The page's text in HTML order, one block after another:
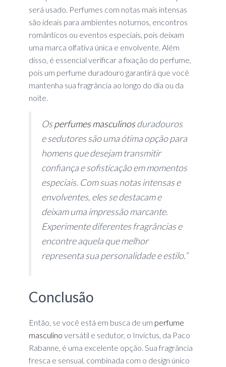
será usado. Perfumes com notas mais intensas
são ideais para ambientes noturnos, encontros
românticos ou eventos especiais, pois deixam
uma marca olfativa única e envolvente. Além
disso, é essencial verificar a fixação do perfume,
pois um perfume duradouro garantirá que você
mantenha sua fragrância ao longo do dia ou da
noite.
Osperfumes masculinosduradouros
e sedutores são uma ótima opção para
homens que desejam transmitir
confiança e sofisticação em momentos
especiais. Com suas notas intensas e
envolventes, eles se destacam e
deixam uma impressão marcante.
Experimente diferentes fragrâncias e
encontre aquela que melhor
representa sua personalidade e estilo.”
Conclusão
Então, se você está em busca de um perfume
masculino versátil e sedutor, o Invictus, da Paco
Rabanne, é uma excelente opção. Sua fragrância
fresca e sensual, combinada com o design único